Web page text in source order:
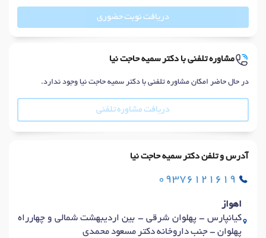
دریافت نوبت حضوری
مشاوره تلفنی با دکتر سمیه حاجت نیا
در حال حاضر امکان مشاوره تلفنی با دکتر سمیه حاجت نیا وجود ندارد.
دریافت مشاوره تلفنی
آدرس و تلفن دکتر سمیه حاجت نیا
09376121619
اهواز
کیانپارس - پهلوان شرقی - بین اردیبهشت شمالی و چهارراه
پهلوان - جنب داروخانه دکتر مسعود محمدی